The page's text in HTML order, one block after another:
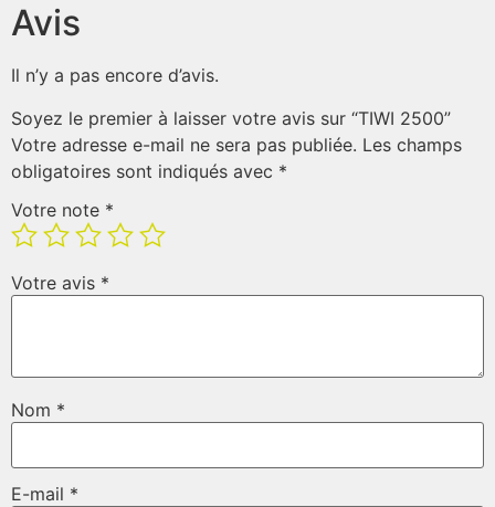
Avis
Il n’y a pas encore d’avis.
Soyez le premier à laisser votre avis sur “TIWI 2500”
Votre adresse e-mail ne sera pas publiée. Les champs
obligatoires sont indiqués avec *
Votre note *
Votre avis *
Nom *
E-mail *